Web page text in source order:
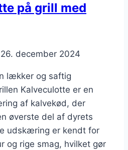
på grill med
26. december 2024
lækker og saftig
Kalveculotte er en
af kalvekød, der
øverste del af dyrets
udskæring er kendt for
og rige smag, hvilket gør